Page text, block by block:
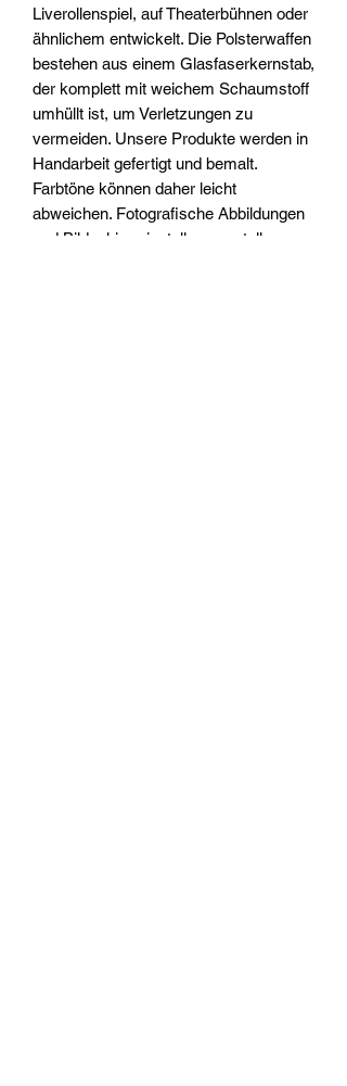
Liverollenspiel, auf Theaterbühnen oder
ähnlichem entwickelt. Die Polsterwaffen
bestehen aus einem Glasfaserkernstab,
der komplett mit weichem Schaumstoff
umhüllt ist, um Verletzungen zu
vermeiden. Unsere Produkte werden in
Handarbeit gefertigt und bemalt.
Farbtöne können daher leicht
abweichen. Fotografische Abbildungen
und Bildschirmeinstellungen stellen